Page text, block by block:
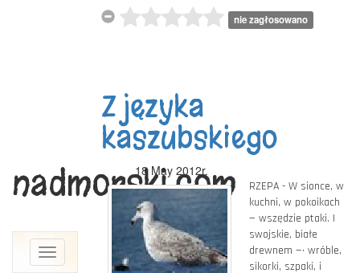
nadmorski.com
Toggle
nie zagłosowano
Z języka
kaszubskiego
18 May 2012r.
RZEPA - W sionce, w
kuchni, w pokoikach
— wszędzie ptaki. I
swojskie, białe
drewnem —• wróble,
sikorki, szpaki, i